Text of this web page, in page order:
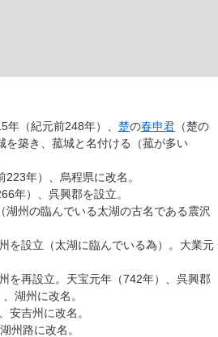
年（紀元前248年）、 楚の春申君 （楚の
を築き、菰城と名付ける（菰が多い
年）、烏程県に改名。
年）、呉興郡を設立。
湖州の臨んでいる太湖の古名である震沢
を設立（太湖に臨んでいる為）。大業元
を再設立。天宝元年（742年）、呉興郡
湖州に改名。
安吉州に改名。
州路に改名。